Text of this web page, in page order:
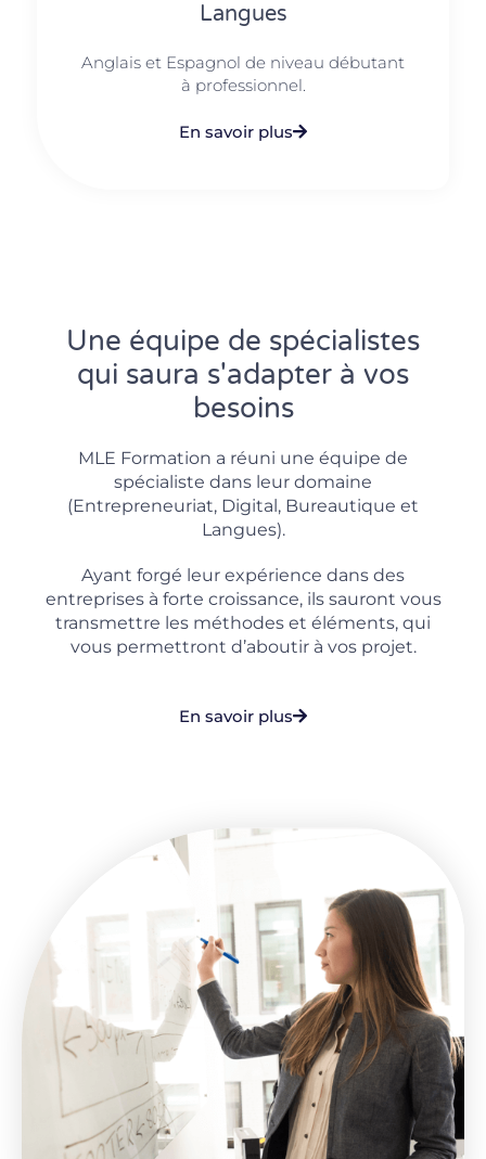
Langues
Anglais et Espagnol de niveau débutant
à professionnel.
En savoir plus
Une équipe de spécialistes
qui saura s'adapter à vos
besoins
MLE Formation a réuni une équipe de
spécialiste dans leur domaine
(Entrepreneuriat, Digital, Bureautique et
Langues).
Ayant forgé leur expérience dans des
entreprises à forte croissance, ils sauront vous
transmettre les méthodes et éléments, qui
vous permettront d’aboutir à vos projet.
En savoir plus